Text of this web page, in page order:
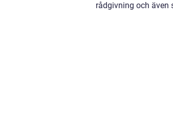
rådgivning och även